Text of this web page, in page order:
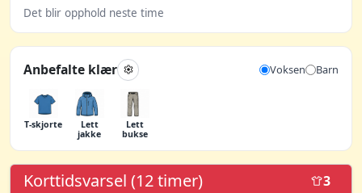
Det blir opphold neste time
Anbefalte klær Voksen Barn
T-skjorte
Lett
jakke
Lett
bukse
Korttidsvarsel (12 timer) 3